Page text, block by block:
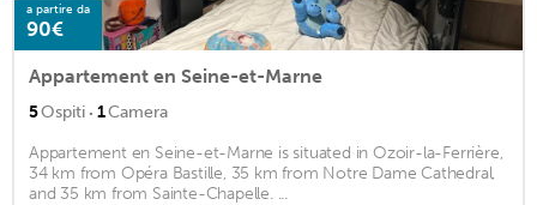
a partire da
90€
Appartement en Seine-et-Marne
5Ospiti · 1Camera
Appartement en Seine-et-Marne is situated in Ozoir-la-Ferrière,
34 km from Opéra Bastille, 35 km from Notre Dame Cathedral,
and 35 km from Sainte-Chapelle. ...